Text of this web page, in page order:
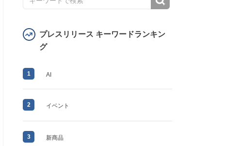
プレスリリース キーワードランキン
グ
1 AI
2 イベント
3 新商品